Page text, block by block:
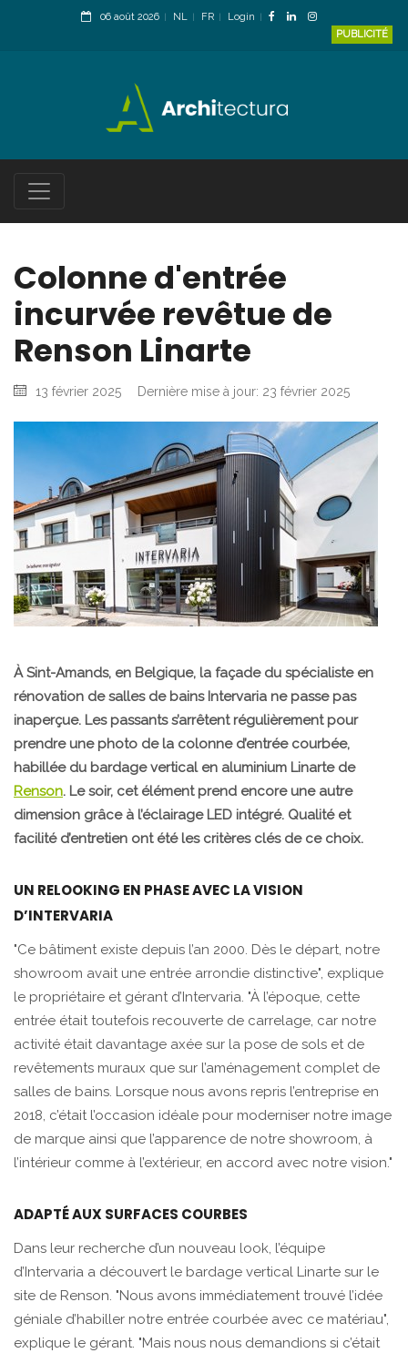
06 août 2026 NL FR
Login
PUBLICITÉ
Colonne d'entrée
incurvée revêtue de
Renson Linarte
13 février 2025 Dernière mise à jour: 23 février 2025
À Sint-Amands, en Belgique, la façade du spécialiste en
rénovation de salles de bains Intervaria ne passe pas
inaperçue. Les passants s’arrêtent régulièrement pour
prendre une photo de la colonne d’entrée courbée,
habillée du bardage vertical en aluminium Linarte de
Renson. Le soir, cet élément prend encore une autre
dimension grâce à l’éclairage LED intégré. Qualité et
facilité d’entretien ont été les critères clés de ce choix.
UN RELOOKING EN PHASE AVEC LA VISION
D’INTERVARIA
"Ce bâtiment existe depuis l’an 2000. Dès le départ, notre
showroom avait une entrée arrondie distinctive", explique
le propriétaire et gérant d’Intervaria. "À l’époque, cette
entrée était toutefois recouverte de carrelage, car notre
activité était davantage axée sur la pose de sols et de
revêtements muraux que sur l’aménagement complet de
salles de bains. Lorsque nous avons repris l’entreprise en
2018, c’était l’occasion idéale pour moderniser notre image
de marque ainsi que l’apparence de notre showroom, à
l’intérieur comme à l’extérieur, en accord avec notre vision."
ADAPTÉ AUX SURFACES COURBES
Dans leur recherche d’un nouveau look, l’équipe
d’Intervaria a découvert le bardage vertical Linarte sur le
site de Renson. "Nous avons immédiatement trouvé l’idée
géniale d’habiller notre entrée courbée avec ce matériau",
explique le gérant. "Mais nous nous demandions si c’était